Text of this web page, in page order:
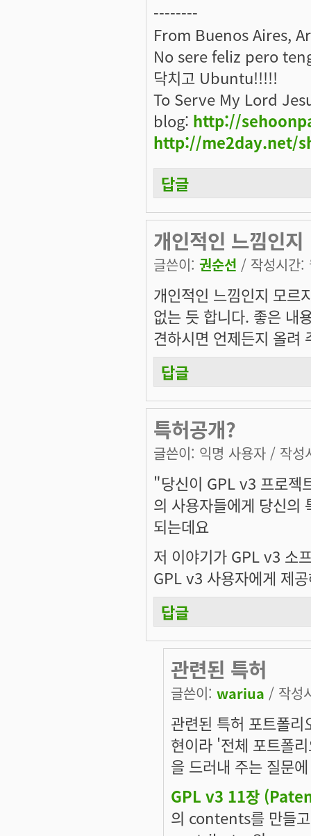
--------
From Buenos Aires,
No sere feliz pero
닥치고 Ubuntu!!!!!
To Serve My Lord
blog: http://
http://me2day.net/
답글
개인적인 느낌인지
글쓴이: 권순선 / 작성시간
개인적인 느낌인지 모르
없는 듯 합니다. 좋은 내
견하시면 언제든지 올려
답글
특허공개?
글쓴이: 익명 사용자 / 작성
"당신이 GPL v3 프로젝
의 사용자들에게 당신의
되는데요
저 이야기가 GPL v3 소
GPL v3 사용자에게 제
답글
관련된 특허
글쓴이: wariua / 작성
관련된 특허 포트폴
현이라 '전체 포트폴
을 드러내 주는 질문
GPL v3 11장
의 contents를 만들